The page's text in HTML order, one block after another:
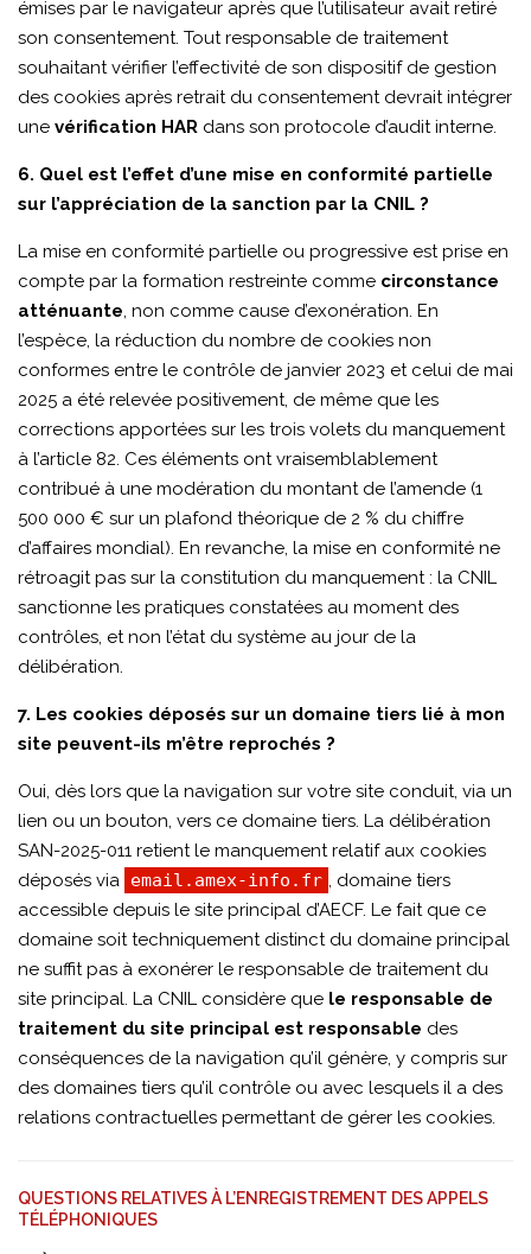
émises par le navigateur après que l’utilisateur avait retiré
son consentement. Tout responsable de traitement
souhaitant vérifier l’effectivité de son dispositif de gestion
des cookies après retrait du consentement devrait intégrer
une vérification HAR dans son protocole d’audit interne.
6. Quel est l’effet d’une mise en conformité partielle
sur l’appréciation de la sanction par la CNIL ?
La mise en conformité partielle ou progressive est prise en
compte par la formation restreinte comme circonstance
atténuante, non comme cause d’exonération. En
l’espèce, la réduction du nombre de cookies non
conformes entre le contrôle de janvier 2023 et celui de mai
2025 a été relevée positivement, de même que les
corrections apportées sur les trois volets du manquement
à l’article 82. Ces éléments ont vraisemblablement
contribué à une modération du montant de l’amende (1
500 000 € sur un plafond théorique de 2 % du chiffre
d’affaires mondial). En revanche, la mise en conformité ne
rétroagit pas sur la constitution du manquement : la CNIL
sanctionne les pratiques constatées au moment des
contrôles, et non l’état du système au jour de la
délibération.
7. Les cookies déposés sur un domaine tiers lié à mon
site peuvent-ils m’être reprochés ?
Oui, dès lors que la navigation sur votre site conduit, via un
lien ou un bouton, vers ce domaine tiers. La délibération
SAN-2025-011 retient le manquement relatif aux cookies
déposés via email.amex-info.fr , domaine tiers
accessible depuis le site principal d’AECF. Le fait que ce
domaine soit techniquement distinct du domaine principal
ne suffit pas à exonérer le responsable de traitement du
site principal. La CNIL considère que le responsable de
traitement du site principal est responsable des
conséquences de la navigation qu’il génère, y compris sur
des domaines tiers qu’il contrôle ou avec lesquels il a des
relations contractuelles permettant de gérer les cookies.
QUESTIONS RELATIVES À L’ENREGISTREMENT DES APPELS
TÉLÉPHONIQUES